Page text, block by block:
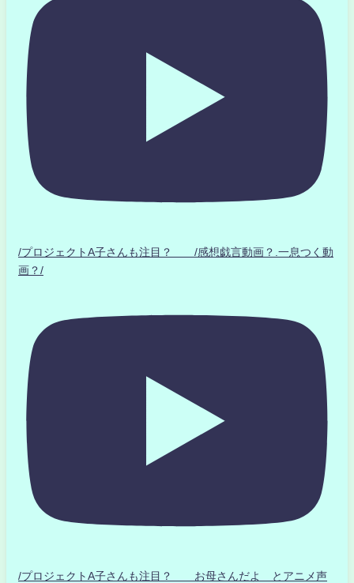
/プロジェクトA子さんも注目？ /感想戯言動画？.一息つく動
画？/
/プロジェクトA子さんも注目？ お母さんだよ とアニメ声